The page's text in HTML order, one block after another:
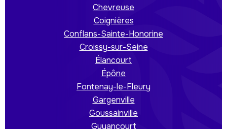
Chevreuse
Coignières
Conflans-Sainte-Honorine
Croissy-sur-Seine
Élancourt
Épône
Fontenay-le-Fleury
Gargenville
Goussainville
Guyancourt